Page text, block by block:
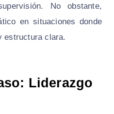
No obstante,
en situaciones donde
estructura clara.
Liderazgo